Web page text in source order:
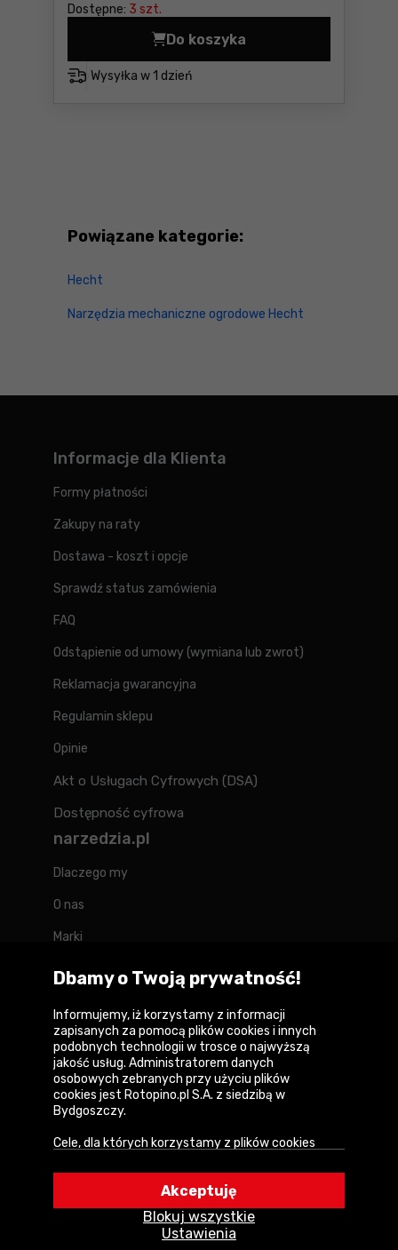
Dostępne: 3 szt.
Wysyłka w 1 dzień
Do koszyka
Myjka ciśnieniowa Hecht
Powiązane kategorie:
Hecht
Narzędzia mechaniczne ogrodowe Hecht
Informacje dla Klienta
Formy płatności
Zakupy na raty
Dostawa - koszt i opcje
Sprawdź status zamówienia
FAQ
Odstąpienie od umowy (wymiana lub zwrot)
Reklamacja gwarancyjna
Regulamin sklepu
Opinie
Akt o Usługach Cyfrowych (DSA)
Dostępność cyfrowa
narzedzia.pl
Dlaczego my
O nas
Marki
Kontakt
Forum
Copyright © 2026
Polityka prywatności i zasady korzystania z
Informacja o plikach cookies
Dbamy o Twoją prywatność!
Informujemy, iż korzystamy z informacji
zapisanych za pomocą plików cookies i innych
podobnych technologii w trosce o najwyższą
jakość usług. Administratorem danych
osobowych zebranych przy użyciu plików
cookies jest Rotopino.pl S.A. z siedzibą w
Bydgoszczy.
Cele, dla których korzystamy z plików cookies
• Uwierzytelnienie użytkowników w serwisie,
• Optymalizowanie wydajności i szybkości
działania serwisu i usług,Ustawienia
Blokuj wszystkie
Akceptuję